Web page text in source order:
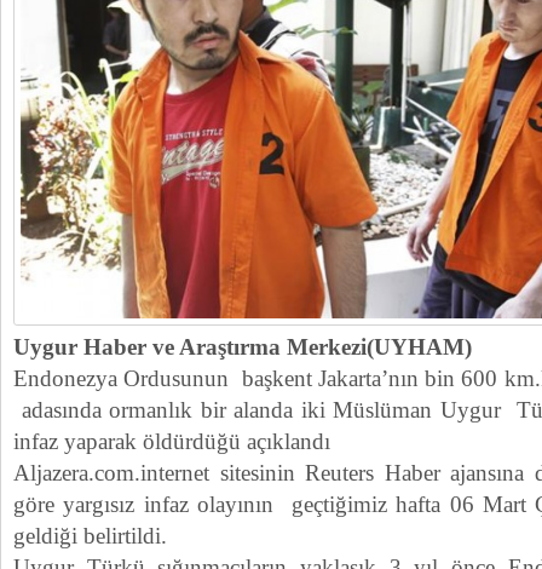
Uygur Haber ve Araştırma Merkezi(UYHAM)
Endonezya Ordusunun başkent Jakarta’nın bin 600
adasında ormanlık bir alanda iki Müslüman Uygur
infaz yaparak öldürdüğü açıklandı
Aljazera.com.internet sitesinin Reuters Haber ajansına
göre yargısız infaz olayının geçtiğimiz hafta 06 Mart
geldiği belirtildi.